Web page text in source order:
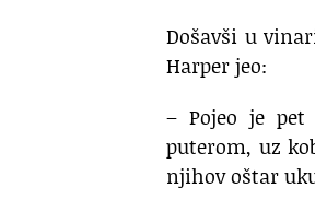
Došavši u
Harper jeo:
– Pojeo je pet
puterom, uz
njihov oštar